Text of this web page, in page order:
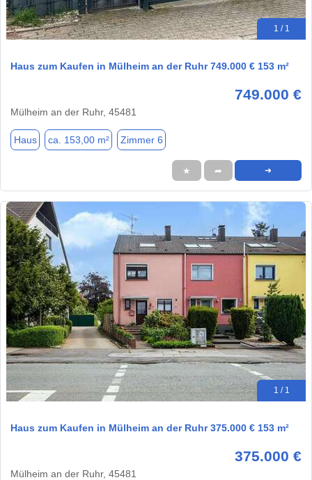
1 / 1
Haus zum Kaufen in Mülheim an der Ruhr 749.000 € 153 m²
749.000 €
Mülheim an der Ruhr, 45481
Haus ca. 153,00 m² Zimmer 6
★ ➦ ➜
1 / 1
Haus zum Kaufen in Mülheim an der Ruhr 375.000 € 153 m²
375.000 €
Mülheim an der Ruhr, 45481